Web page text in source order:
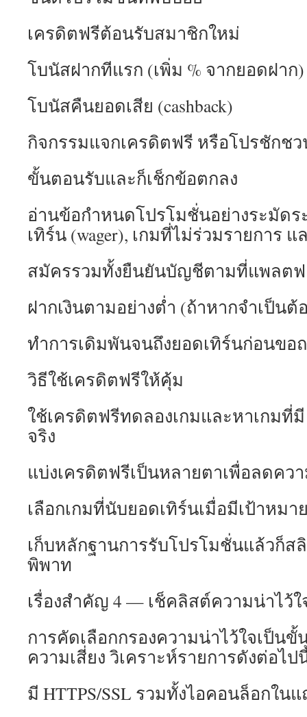
เครดิตฟรีต้อนรับสมาชิกใหม่
โบนัสฝากทีแรก (เพิ่ม % จากยอดฝาก)
โบนัสคืนยอดเสีย (cashback)
กิจกรรมแจกเครดิตฟรี หรือโปรชักช
ขั้นตอนรับและก็เช็กข้อตกลง
อ่านข้อกำหนดโปรโมชั่นอย่างระมัด
เทิร์น (wager), เกมที่ไม่ร่วมรายการ แ
สมัครรวมทั้งยืนยันบัญชีตามที่แพลต
ฝากเงินตามอย่างต่ำ (ถ้าหากจำเป็นต้
ทำการเดิมพันจนถึงยอดเทิร์นก่อนขอ
วิธีใช้เครดิตฟรีให้คุ้ม
ใช้เครดิตฟรีทดลองเกมและหาเกมที่มี
จริง
แบ่งเครดิตฟรีเป็นหลายตาเพื่อลดควา
เลือกเกมที่นับยอดเทิร์นเมื่อมีเป้าหมา
เก็บหลักฐานการรับโปรโมชั่นแล้วก็ส
พิพาท
เรื่องสำคัญ 4 — เช็คลิสต์ความน่าไว้ใ
การคัดเลือกกรองความน่าไว้ใจเป็
ความเสี่ยง วิเคราะห์รายการดังต่อไ
มี HTTPS/SSL รวมทั้งไอคอนล็อกใน